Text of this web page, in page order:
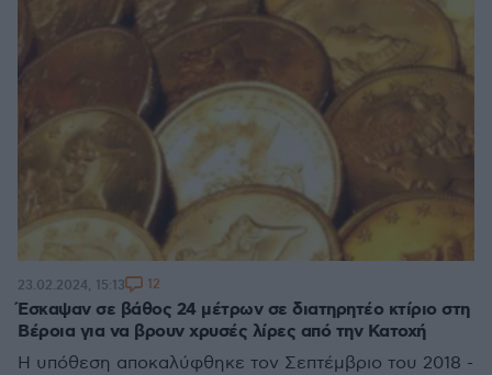
Έσκαψαν σε βάθος 24 μέτρων σε διατηρητέο κτίριο στη
Βέροια για να βρουν χρυσές λίρες από την Κατοχή
Η υπόθεση αποκαλύφθηκε τον Σεπτέμβριο του 2018 -
23.02.2024, 15:13 12